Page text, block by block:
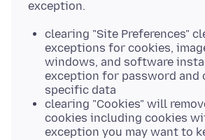
clearing "Site Preferences"
exceptions for cookies,
windows, and software
exception for password and
specific data
clearing "Cookies" will
cookies including cookies
exception you may want to